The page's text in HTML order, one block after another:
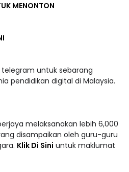
MENONTON
untuk sebarang
pendidikan digital di Malaysia.
melaksanakan lebih 6,000
disampaikan oleh guru-guru
Klik Di Sini untuk maklumat